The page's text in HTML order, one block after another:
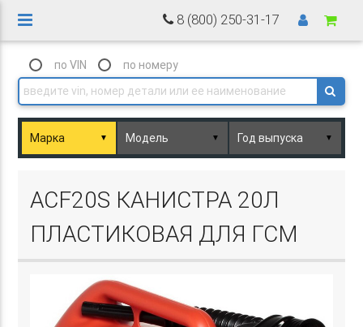
8 (800) 250-31-17
по VIN по номеру
▼ ▼ ▼
ACF20S КАНИСТРА 20Л
ПЛАСТИКОВАЯ ДЛЯ ГСМ